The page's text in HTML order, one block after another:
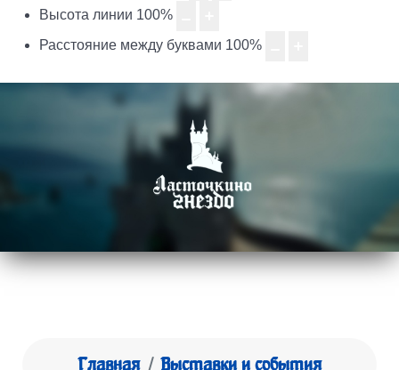
Высота линии 100%
Расстояние между буквами 100%
Главная Выставки и события